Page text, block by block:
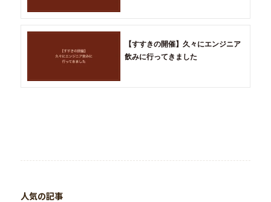
【すすきの開催】久々にエンジニア
飲みに行ってきました
人気の記事